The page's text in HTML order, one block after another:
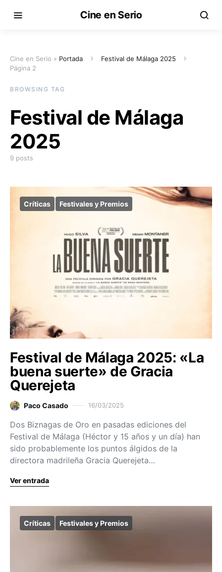
Cine en Serio
Cine en Serio » Portada
Festival de Málaga 2025
Página 2
BROWSING TAG
Festival de Málaga
2025
9 posts
Críticas Festivales y Premios
Festival de Málaga 2025: «La
buena suerte» de Gracia
Querejeta
Paco Casado 16/03/2025
Dos Biznagas de Oro en pasadas ediciones del
Festival de Málaga (Héctor y 15 años y un día) han
sido probablemente los puntos álgidos de la
directora madrileña Gracia Querejeta…
Ver entrada
Críticas Festivales y Premios